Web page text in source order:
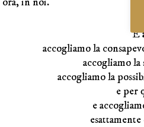
E
accogliamo la
accogliamo la
accogliamo la
e per
e